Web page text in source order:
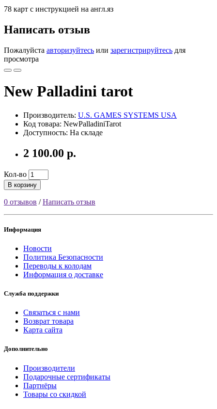
78 карт с инструкцией на англ.яз
Написать отзыв
Пожалуйста авторизуйтесь или зарегистрируйтесь для
просмотра
New Palladini tarot
Производитель: U.S. GAMES SYSTEMS USA
Код товара: NewPalladiniTarot
Доступность: На складе
2 100.00 р.
Кол-во
В корзину
0 отзывов /Написать отзыв
Информация
Новости
Политика Безопасности
Переводы к колодам
Информация о доставке
Служба поддержки
Связаться с нами
Возврат товара
Карта сайта
Дополнительно
Производители
Подарочные сертификаты
Партнёры
Товары со скидкой